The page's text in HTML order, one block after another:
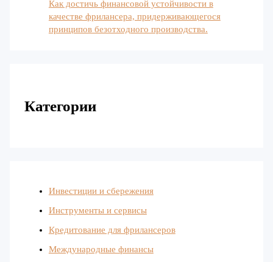
Как достичь финансовой устойчивости в
качестве фрилансера, придерживающегося
принципов безотходного производства.
Категории
Инвестиции и сбережения
Инструменты и сервисы
Кредитование для фрилансеров
Международные финансы